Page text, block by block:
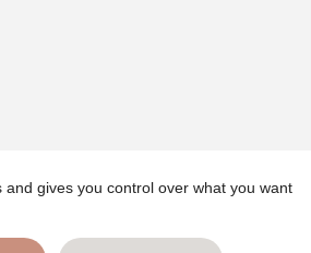
and gives you control over what you want